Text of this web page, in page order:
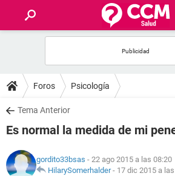
FOROS
SALUD
NUTRICIÓN
Foros Psicología
Tema Anterior
Es normal la medida de mi
gordito33bsas - 22 ago 2015 a las 08:20
HilarySomerhalder- 17 dic 2015 a